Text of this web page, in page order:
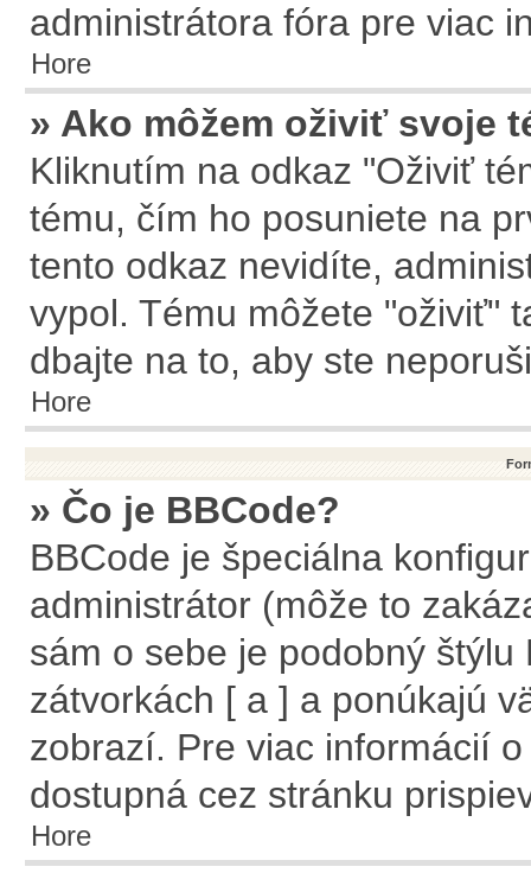
administrátora fóra pre viac
Hore
» Ako môžem oživiť svoje
Kliknutím na odkaz "Oživiť
tému, čím ho posuniete na
tento odkaz nevidíte,
vypol. Tému môžete "oživiť"
dbajte na to, aby ste
Hore
» Čo je BBCode?
BBCode je špeciálna
administrátor (môže to
sám o sebe je podobný
zátvorkách [ a ] a ponúkajú
zobrazí. Pre viac informácií
dostupná cez stránku
Hore